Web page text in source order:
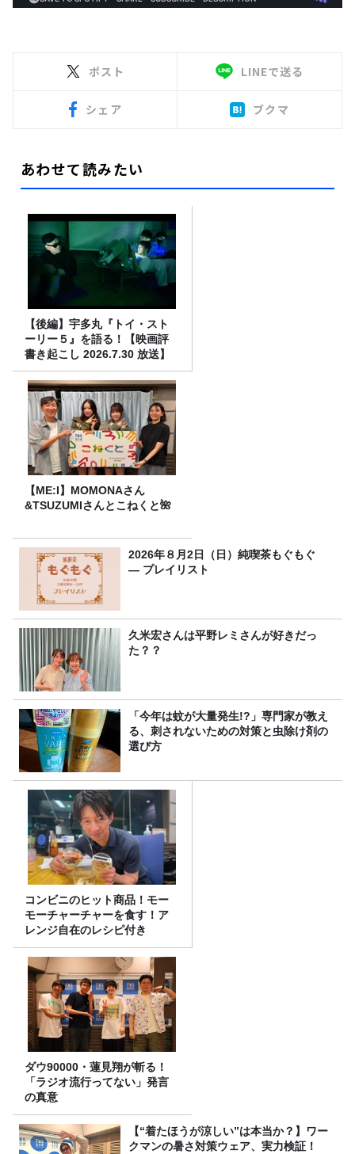
ポスト LINEで送る
シェア ブクマ
あわせて読みたい
【後編】宇多丸『トイ・スト
ーリー５』を語る！【映画評
書き起こし 2026.7.30 放送】
【ME:I】MOMONAさん
&TSUZUMIさんとこねくと🌺
2026年８月2日（日）純喫茶もぐもぐ
― プレイリスト
久米宏さんは平野レミさんが好きだっ
た？？
「今年は蚊が大量発生!?」専門家が教え
る、刺されないための対策と虫除け剤の
選び方
コンビニのヒット商品！モー
モーチャーチャーを食す！ア
レンジ自在のレシピ付き
ダウ90000・蓮見翔が斬る！
「ラジオ流行ってない」発言
の真意
【“着たほうが涼しい”は本当か？】ワー
クマンの暑さ対策ウェア、実力検証！